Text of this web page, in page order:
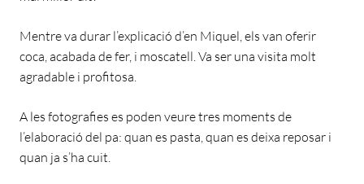
Mentre va durar l’explicació d’en Miquel, els van oferir
coca, acabada de fer, i moscatell. Va ser una visita molt
agradable i profitosa.
A les fotografies es poden veure tres moments de
l’elaboració del pa: quan es pasta, quan es deixa reposar i
quan ja s’ha cuit.